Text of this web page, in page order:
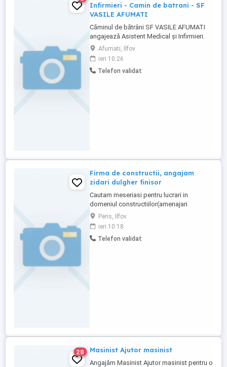
Infirmieri - Camin de batrani - SF
VASILE AFUMATI
Căminul de bătrâni SF VASILE AFUMATI
angajează Asistent Medical și Infirmieri.
**Responsabilități Asistent Medical:** *
Administrarea medicamentelor conform
prescripțiilor medicale. * Monitorizarea
stării de sănătate a rezidenților. *
Afumati, Ilfov
ieri 10:26
Telefon validat
Firma de constructii, angajam
zidari dulgher finisor
Cautam meseriasi pentru lucrari in
domeniul constructiilor(amenajari
interioare si exterioare, dulgheri de cofrag,
zidari) Oameni seriosi cu experienta in
finisaje interioare si exterioare cu atentie la
detalii, dorinta de munca si capacitatea de
Peris, Ilfov
ieri 10:18
Telefon validat
28 Masinist Ajutor masinist
Angajăm Masinist Ajutor masinist pentru o